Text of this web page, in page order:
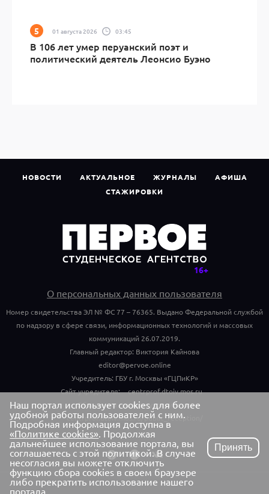
01 августа 2026 03:45
В 106 лет умер перуанский поэт и
политический деятель Леонсио Буэно
НОВОСТИ АКТУАЛЬНОЕ ЖУРНАЛЫ
АФИША
СТАЖИРОВКИ
О персональных данных пользователя
Номер свидетельства ЭЛ № ФС 77 – 76365. Выдано Федеральной службой
по надзору в сфере связи, информационных технологий и массовых
коммуникаций 26.07.2019.
Главный редактор: Виктория Кайнова
editor@pervoe.online
Учредитель: ГБУ г. Москвы «ГЦПиКР»
Сайт учредителя:
centrprof.dtoiv.mos.ru
Обращения граждан учредителю:
centrprof.dtoiv.mos.ru/public_reception/
Наш портал использует cookies для более
удобной работы пользователей с ним.
Подробная информация доступна в
«Политике cookies». Продолжая
дальнейшее использование портала, вы
соглашаетесь с этой политикой. В случае
несогласия вы можете отключить
функцию сбора cookies в своем браузере
либо прекратить использование нашего
портала.
Принять